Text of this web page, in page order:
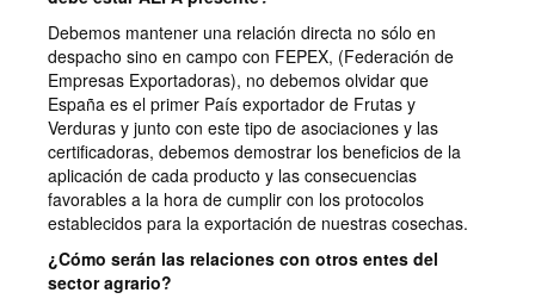
Debemos mantener una relación directa no sólo en
despacho sino en campo con FEPEX, (Federación de
Empresas Exportadoras), no debemos olvidar que
España es el primer País exportador de Frutas y
Verduras y junto con este tipo de asociaciones y las
certificadoras, debemos demostrar los beneficios de la
aplicación de cada producto y las consecuencias
favorables a la hora de cumplir con los protocolos
establecidos para la exportación de nuestras cosechas.
¿Cómo serán las relaciones con otros entes del
sector agrario?